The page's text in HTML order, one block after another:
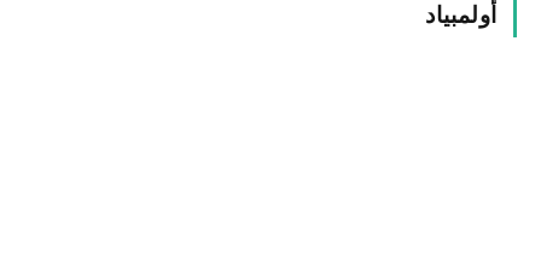
أولمبياد